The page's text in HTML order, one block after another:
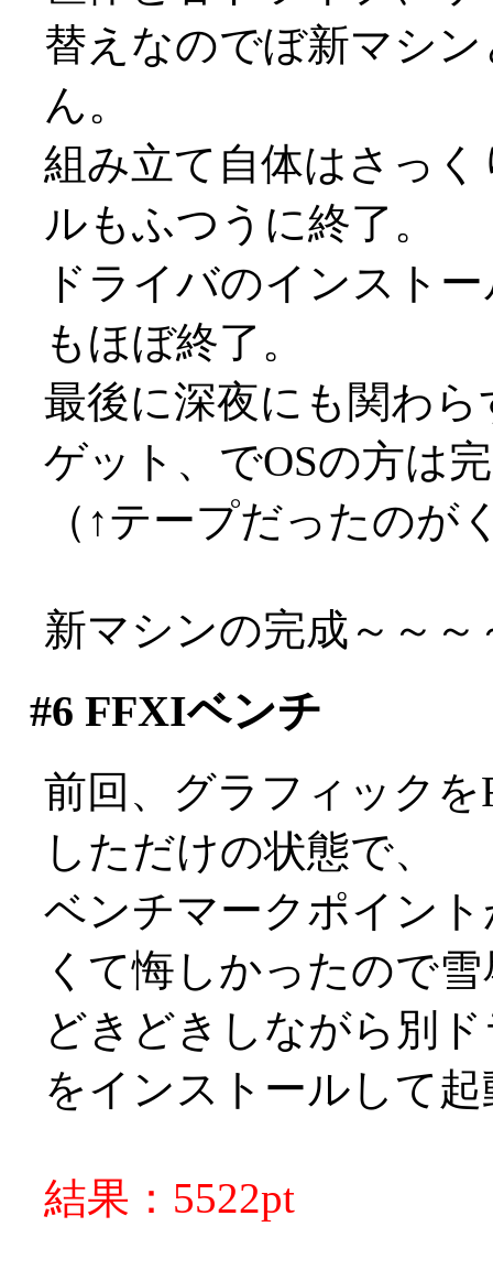
替えなのでぼ新マシ
ん。
組み立て自体はさっ
ルもふつうに終了。
ドライバのインスト
もほぼ終了。
最後に深夜にも関わ
ゲット、でOSの方は
（↑テープだったのが
新マシンの完成～～～
#6 FFXIベンチ
前回、グラフィック
しただけの状態で、
ベンチマークポイン
くて悔しかったので
どきどきしながら別
をインストールして起
結果：5522pt